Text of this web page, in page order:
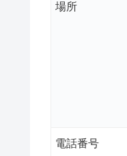
場所
電話番号